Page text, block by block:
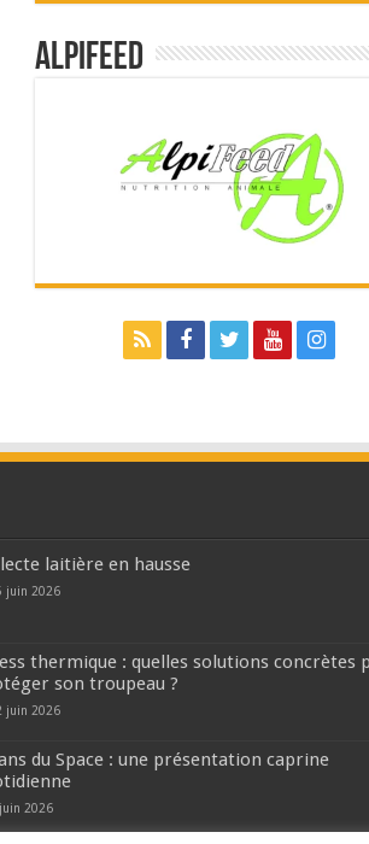
Alpifeed
laitière en hausse
juin 2026
thermique : quelles solutions concrètes
son troupeau ?
juin 2026
du Space : une présentation caprine
2026